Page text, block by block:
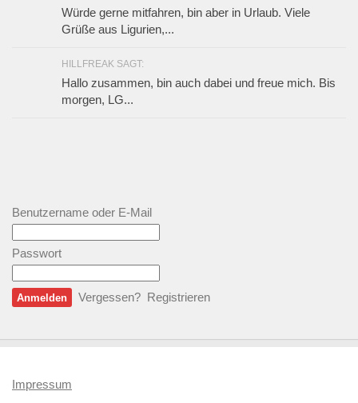
Würde gerne mitfahren, bin aber in Urlaub. Viele
Grüße aus Ligurien,...
HILLFREAK SAGT:
Hallo zusammen, bin auch dabei und freue mich. Bis
morgen, LG...
Benutzername oder E-Mail
Passwort
Vergessen? Registrieren
Impressum